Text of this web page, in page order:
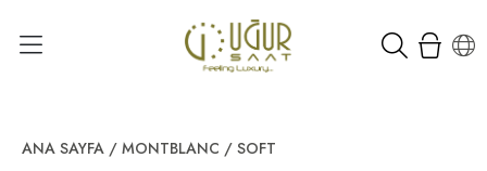
ANA SAYFA / MONTBLANC / SOFT